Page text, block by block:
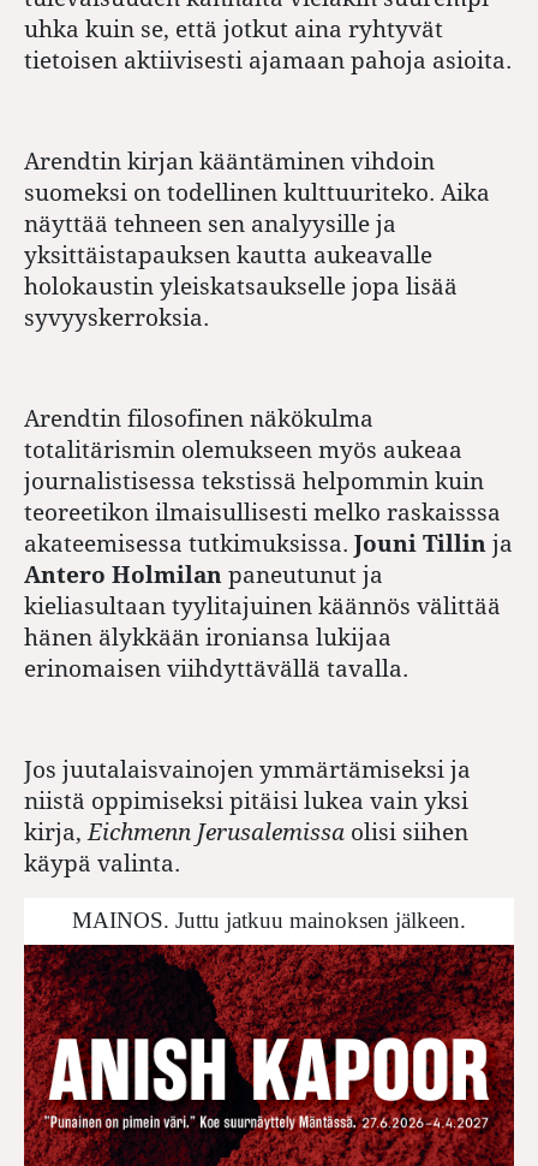
uhka kuin se, että jotkut aina ryhtyvät
tietoisen aktiivisesti ajamaan pahoja asioita.
Arendtin kirjan kääntäminen vihdoin
suomeksi on todellinen kulttuuriteko. Aika
näyttää tehneen sen analyysille ja
yksittäistapauksen kautta aukeavalle
holokaustin yleiskatsaukselle jopa lisää
syvyyskerroksia.
Arendtin filosofinen näkökulma
totalitärismin olemukseen myös aukeaa
journalistisessa tekstissä helpommin kuin
teoreetikon ilmaisullisesti melko raskaisssa
akateemisessa tutkimuksissa. Jouni Tillin ja
Antero Holmilan paneutunut ja
kieliasultaan tyylitajuinen käännös välittää
hänen älykkään ironiansa lukijaa
erinomaisen viihdyttävällä tavalla.
Jos juutalaisvainojen ymmärtämiseksi ja
niistä oppimiseksi pitäisi lukea vain yksi
kirja,Eichmenn Jerusalemissa olisi siihen
käypä valinta.
MAINOS. Juttu jatkuu mainoksen jälkeen.